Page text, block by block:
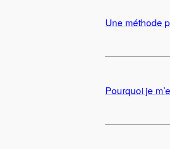
Une méthode
Pourquoi je